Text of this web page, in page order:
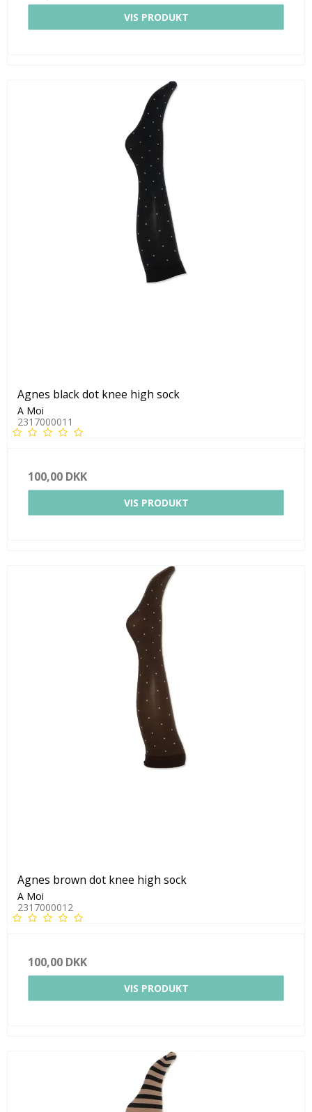
VIS PRODUKT
Agnes black dot knee high sock
A Moi
2317000011
100,00 DKK
VIS PRODUKT
Agnes brown dot knee high sock
A Moi
2317000012
100,00 DKK
VIS PRODUKT